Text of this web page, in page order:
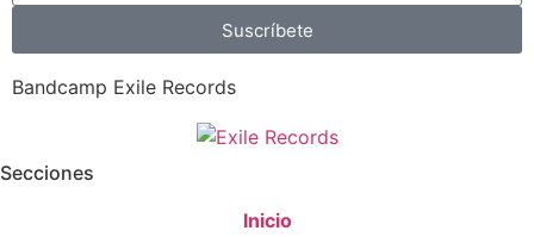
Suscríbete
Bandcamp Exile Records
Secciones
Inicio